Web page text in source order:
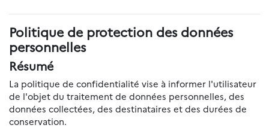
Politique de protection des données
personnelles
Résumé
La politique de confidentialité vise à informer l'utilisateur
de l'objet du traitement de données personnelles, des
données collectées, des destinataires et des durées de
conservation.